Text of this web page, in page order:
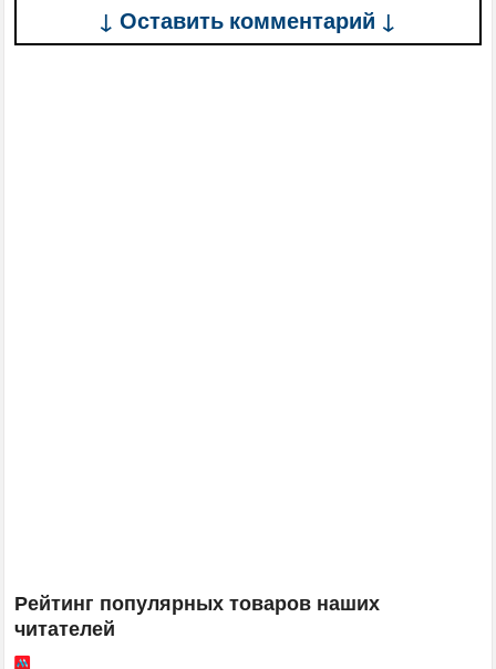
↓ Оставить комментарий ↓
Рейтинг популярных товаров наших
читателей